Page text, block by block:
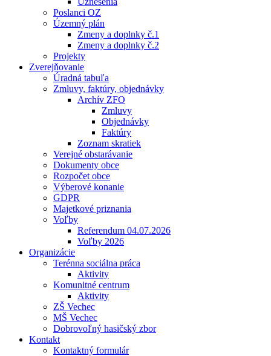
Poslanci OZ
Územný plán
Zmeny a doplnky č.1
Zmeny a doplnky č.2
Projekty
Zverejňovanie
Úradná tabuľa
Zmluvy, faktúry, objednávky
Archív ZFO
Zmluvy
Objednávky
Faktúry
Zoznam skratiek
Verejné obstarávanie
Dokumenty obce
Rozpočet obce
Výberové konanie
GDPR
Majetkové priznania
Voľby
Referendum 04.07.2026
Voľby 2026
Organizácie
Terénna sociálna práca
Aktivity
Komunitné centrum
Aktivity
ZŠ Vechec
MŠ Vechec
Dobrovoľný hasičský zbor
Kontakt
Kontaktný formulár